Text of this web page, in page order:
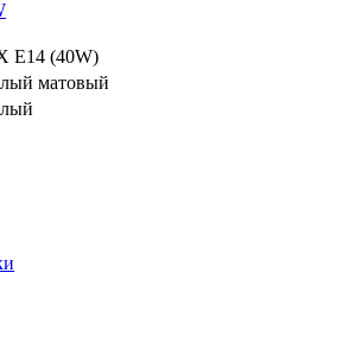
E14 (40W)
матовый